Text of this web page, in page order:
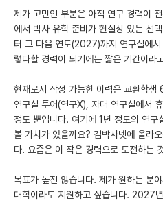
이벤트
반도체 아카데미
제가 고민인 부분은 아직 연구 경력이
에서 박사 유학 준비가 현실성 있는 선
터 그 다음 연도(2027)까지 연구실에서
렇다할 경력이 되기에는 짧은 기간이라
현재로서 작성 가능한 이력은 교환학생
연구실 투어(연구X), 자대 연구실에서
정도 뿐입니다. 여기에 1년 정도의 연구
볼 가치가 있을까요? 김박사넷에 올라
다. 요즘은 이 작은 경력으로 도전하는
목표가 높진 않습니다. 제가 원하는 분
대학이라도 지원하고 싶습니다.